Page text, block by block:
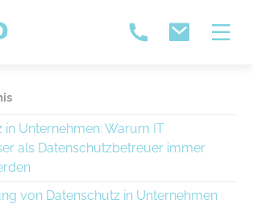
in Unternehmen: Warum IT
als Datenschutzbetreuer immer
von Datenschutz in Unternehmen